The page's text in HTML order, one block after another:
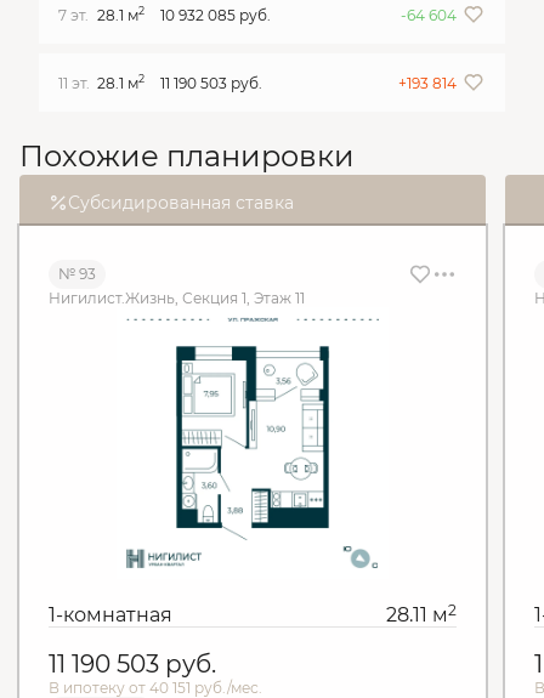
7 эт. 28.1 м2 10 932 085 руб. -64 604
11 эт. 28.1 м2 11 190 503 руб. +193 814
Похожие планировки
Субсидированная ставка
№ 93
Нигилист.Жизнь, Секция 1, Этаж 11
1-комнатная 28.11 м2
11 190 503 руб.
В ипотеку от 40 151 руб./мес.